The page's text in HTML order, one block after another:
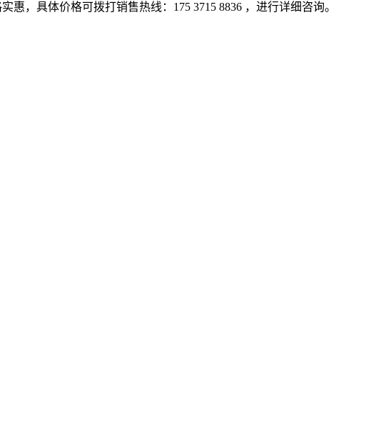
，具体价格可拨打销售热线：175 3715 8836 ，进行详细咨询。